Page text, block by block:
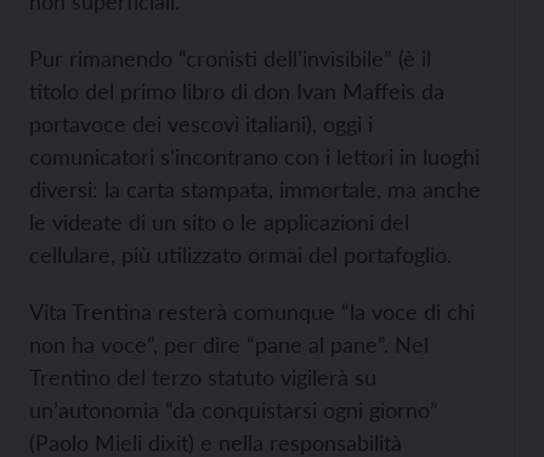
Pur rimanendo “cronisti dell’invisibile” (è il
titolo del primo libro di don Ivan Maffeis da
portavoce dei vescovi italiani), oggi i
comunicatori s’incontrano con i lettori in luoghi
diversi: la carta stampata, immortale, ma anche
le videate di un sito o le applicazioni del
cellulare, più utilizzato ormai del portafoglio.
Vita Trentina resterà comunque “la voce di chi
non ha voce”, per dire “pane al pane”. Nel
Trentino del terzo statuto vigilerà su
un’autonomia “da conquistarsi ogni giorno”
(Paolo Mieli dixit) e nella responsabilità